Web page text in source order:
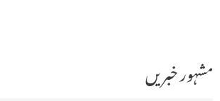
مشہور خبریں